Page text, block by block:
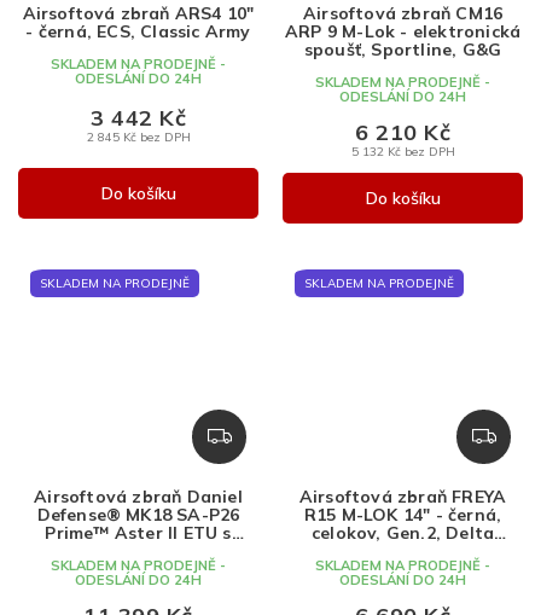
R
M
Airsoftová zbraň ARS4 10"
- černá, ECS, Classic Army
SKLADEM NA PRODEJNĚ -
ODESLÁNÍ DO 24H
2 845 Kč bez DPH
3 442 Kč
Do košíku
Airsoftová zbraň CM16
ARP 9 M-Lok - elektronická
spoušť, Sportline, G&G
SKLADEM NA PRODEJNĚ -
ODESLÁNÍ DO 24H
5 132 Kč bez DPH
6 210 Kč
Do košíku
SKLADEM NA PRODEJNĚ
Z
D
R
M
Airsoftová zbraň Daniel
Defense® MK18 SA-P26
Prime™ Aster II ETU s
Chaos Bronze, Specna
Arms, SA-P26
SKLADEM NA PRODEJNĚ -
ODESLÁNÍ DO 24H
SKLADEM NA PRODEJNĚ
Z
D
R
M
Airsoftová zbraň FREYA
R15 M-LOK 14" - černá,
celokov, Gen.2, Delta
SKLADEM NA PRODEJNĚ -
ODESLÁNÍ DO 24H